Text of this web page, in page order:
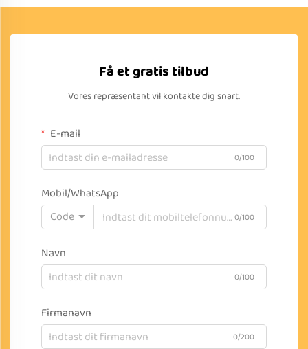
Få et gratis tilbud
Vores repræsentant vil kontakte dig snart.
E-mail
0/100
Mobil/WhatsApp
Code
0/100
Navn
0/100
Firmanavn
0/200